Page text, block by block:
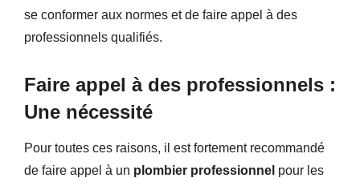
se conformer aux normes et de faire appel à des
professionnels qualifiés.
Faire appel à des professionnels :
Une nécessité
Pour toutes ces raisons, il est fortement recommandé
de faire appel à un plombier professionnel pour les